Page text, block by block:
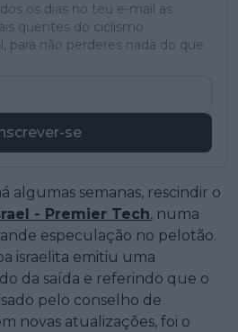
os dias no teu e-mail as
quentes do ciclismo
para não perderes nada do que
se
algumas semanas, rescindir o
- Premier Tech, numa
especulação no pelotão.
israelita emitiu uma
da saída e referindo que o
pelo conselho de
novas atualizações, foi o